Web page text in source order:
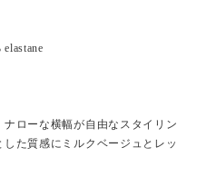
ローな横幅が自由なスタイリン
た質感にミルクベージュとレッ